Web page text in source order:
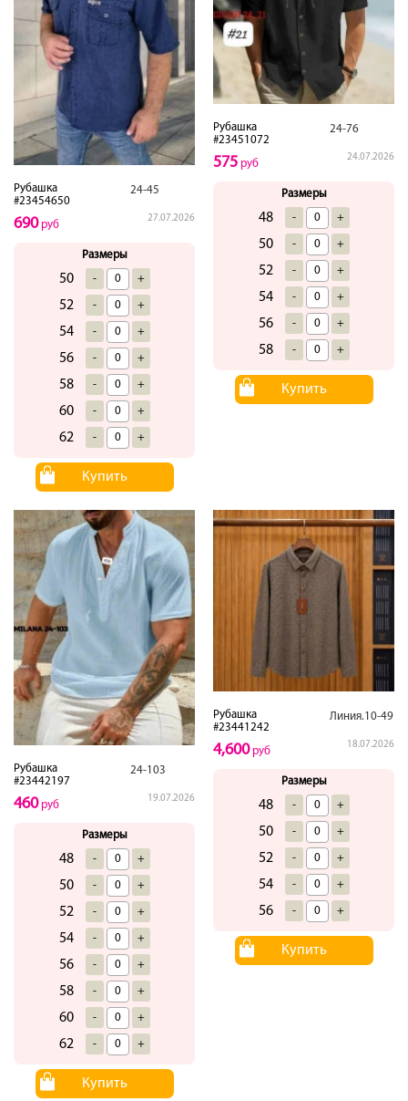
Рубашка
#23454650
24-45
27.07.2026
690руб
Размеры
50 - +
52 - +
54 - +
56 - +
58 - +
60 - +
62 - +
Купить
Рубашка
#23451072
24-76
24.07.2026
575 руб
Размеры
48 - +
50 - +
52 - +
54 - +
56 - +
58 - +
Купить
Рубашка
#23442197
24-103
19.07.2026
460руб
Размеры
48 - +
50 - +
52 - +
54 - +
56 - +
58 - +
60 - +
62 - +
Купить
Рубашка
#23441242
Линия.10-49
18.07.2026
4,600руб
Размеры
48 - +
50 - +
52 - +
54 - +
56 - +
Купить